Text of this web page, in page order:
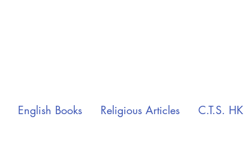
English Books Religious Articles C.T.S. HK